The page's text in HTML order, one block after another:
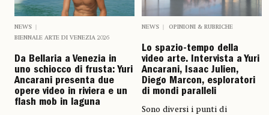
NEWS
BIENNALE ARTE DI VENEZIA 2026
Da Bellaria a Venezia in
uno schiocco di frusta: Yuri
Ancarani presenta due
opere video in riviera e un
flash mob in laguna
NEWS OPINIONI & RUBRICHE
Lo spazio-tempo della
video arte. Intervista a Yuri
Ancarani, Isaac Julien,
Diego Marcon, esploratori
di mondi paralleli
Sono diversi i punti di